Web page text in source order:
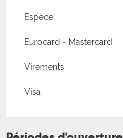
Espèce
Eurocard - Mastercard
Virements
Visa